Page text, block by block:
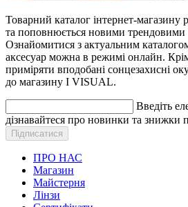
Товарний каталог інтернет-магазину
та поповнюється новими
Ознайомитися з актуальним
аксесуар можна в режимі онлайн.
приміряти вподобані сонцезахисні
до магазину I VISUAL.
Введіть
дізнавайтеся про новинки та знижки
ПРО НАС
Магазин
Майстерня
Лінзи